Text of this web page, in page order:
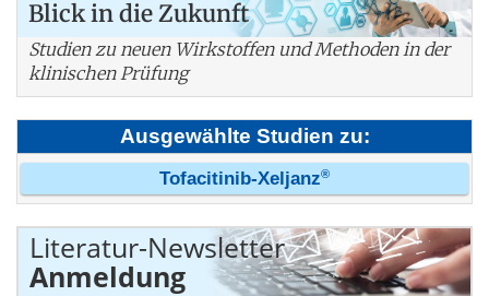
Blick in die Zukunft
Studien zu neuen Wirkstoffen und Methoden in der
klinischen Prüfung
Ausgewählte Studien zu:
Tofacitinib-Xeljanz®
Literatur-Newsletter
Anmeldung